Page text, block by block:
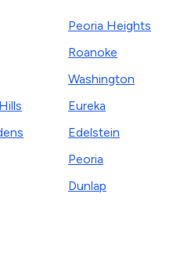
Peoria Heights
Roanoke
Washington
Eureka
Edelstein
Peoria
Dunlap